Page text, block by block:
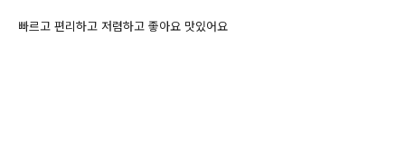
빠르고 편리하고 저렴하고 좋아요 맛있어요